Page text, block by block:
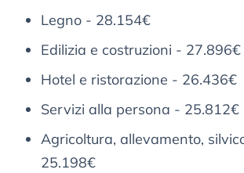
Legno - 28.154€
Edilizia e costruzioni - 27.896€
Hotel e ristorazione - 26.436€
Servizi alla persona - 25.812€
Agricoltura, allevamento,
25.198€